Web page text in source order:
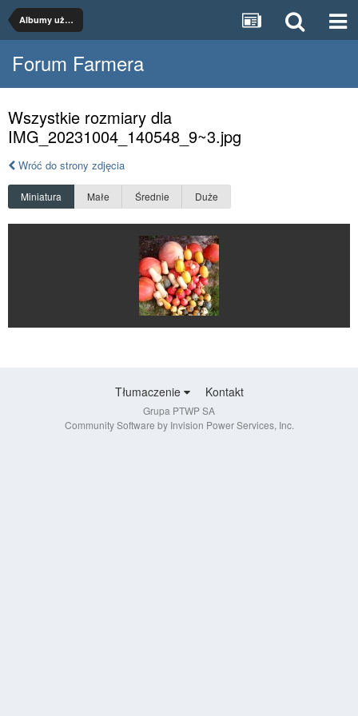
Albumy użytkowników
Forum Farmera
Wszystkie rozmiary dla
IMG_20231004_140548_9~3.jpg
Wróć do strony zdjęcia
Miniatura Małe Średnie Duże
Tłumaczenie Kontakt
Grupa PTWP SA
Community Software by Invision Power Services, Inc.